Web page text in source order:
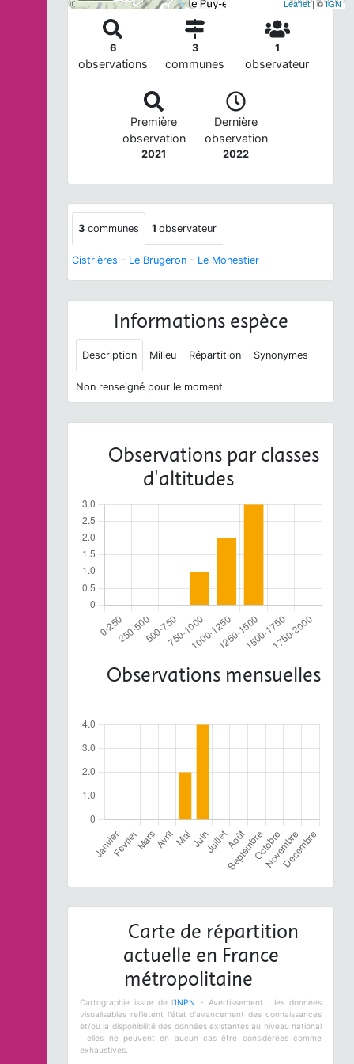
Leaflet| ©IGN
6
observations
3
communes
1
observateur
Première
observation
2021
Dernière
observation
2022
3 communes 1 observateur
Cistrières - Le Brugeron - Le Monestier
Informations espèce
Description Milieu Répartition Synonymes
Non renseigné pour le moment
Observations par classes
d'altitudes
Observations mensuelles
Carte de répartition
actuelle en France
métropolitaine
Cartographie issue de l'INPN
- Avertissement : les données
visualisables reflètent l'état d'avancement des connaissances
et/ou la disponibilité des données existantes au niveau national
: elles ne peuvent en aucun cas être considérées comme
exhaustives.